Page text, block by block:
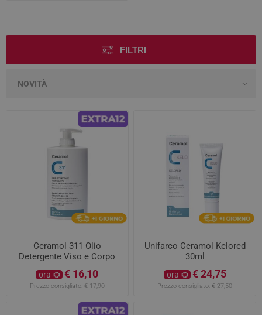
FILTRI
Ceramol 311 Olio
Detergente Viso e Corpo
400 ml
ora € 16,10
Prezzo consigliato: € 17,90
Unifarco Ceramol Kelored
30ml
ora € 24,75
Prezzo consigliato: € 27,50